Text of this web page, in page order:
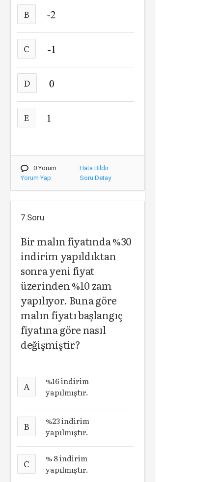
B
C
D
E
0 Yorum
Yorum Yap
Hata Bildir
Soru Detay
7.Soru
Bir malın fiyatında %30
indirim yapıldıktan
sonra yeni fiyat
üzerinden %10 zam
yapılıyor. Buna göre
malın fiyatı başlangıç
fiyatına göre nasıl
değişmiştir?
A
%16 indirim
yapılmıştır.
B
%23 indirim
yapılmıştır.
C
% 8 indirim
yapılmıştır.